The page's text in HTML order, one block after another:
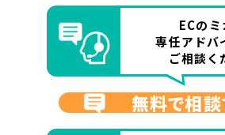
ECのミ
専任アドバ
ご相談く
無料で相談